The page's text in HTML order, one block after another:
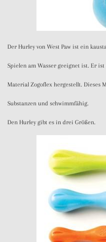
Der Hurley von West Paw ist ein
Spielen am Wasser geeignet ist. Er
Material Zogoflex hergestellt. Dieses
Substanzen und schwimmfähig.
Den Hurley gibt es in drei Größen.